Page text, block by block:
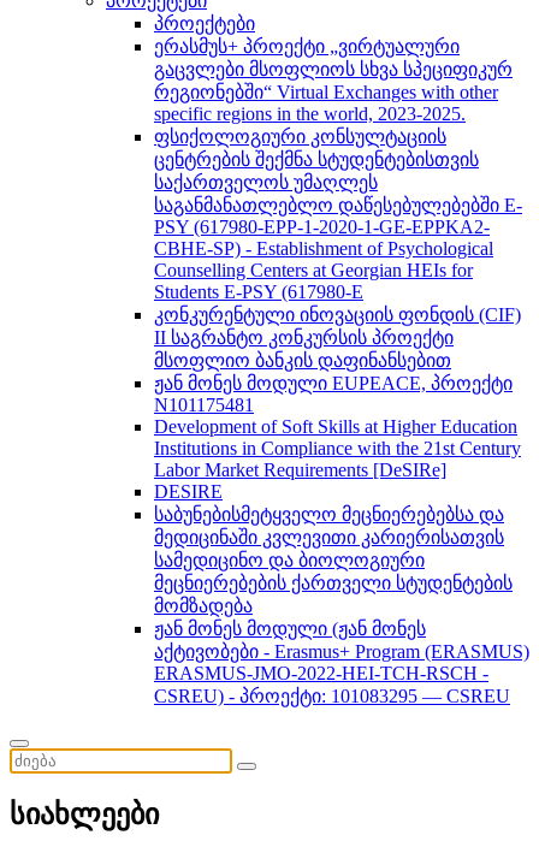
პროექტები
ერასმუს+ პროექტი „ვირტუალური
გაცვლები მსოფლიოს სხვა სპეციფიკურ
რეგიონებში“ Virtual Exchanges with other
specific regions in the world, 2023-2025.
ფსიქოლოგიური კონსულტაციის
ცენტრების შექმნა სტუდენტებისთვის
საქართველოს უმაღლეს
საგანმანათლებლო დაწესებულებებში E-
PSY (617980-EPP-1-2020-1-GE-EPPKA2-
CBHE-SP) - Establishment of Psychological
Counselling Centers at Georgian HEIs for
Students E-PSY (617980-E
კონკურენტული ინოვაციის ფონდის (CIF)
II საგრანტო კონკურსის პროექტი
მსოფლიო ბანკის დაფინანსებით
ჟან მონეს მოდული EUPEACE, პროექტი
N101175481
Development of Soft Skills at Higher Education
Institutions in Compliance with the 21st Century
Labor Market Requirements [DeSIRe]
DESIRE
საბუნებისმეტყველო მეცნიერებებსა და
მედიცინაში კვლევითი კარიერისათვის
სამედიცინო და ბიოლოგიური
მეცნიერებების ქართველი სტუდენტების
მომზადება
ჟან მონეს მოდული (ჟან მონეს
აქტივობები - Erasmus+ Program (ERASMUS)
ERASMUS-JMO-2022-HEI-TCH-RSCH -
CSREU) - პროექტი: 101083295 — CSREU
სიახლეები